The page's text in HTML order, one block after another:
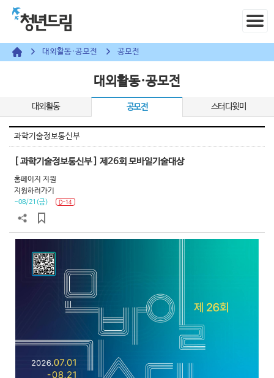
대외활동·공모전 공모전
대외활동·공모전
대외활동 공모전 스터디윗미
과학기술정보통신부
[ 과학기술정보통신부 ] 제26회 모바일기술대상
홈페이지 지원
지원하러가기
~08/21(금) D-14